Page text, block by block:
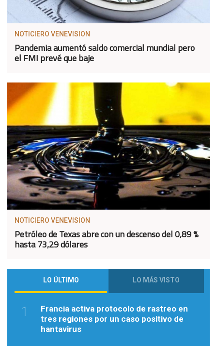
NOTICIERO VENEVISION
Pandemia aumentó saldo comercial mundial pero
el FMI prevé que baje
NOTICIERO VENEVISION
Petróleo de Texas abre con un descenso del 0,89 %
hasta 73,29 dólares
LO ÚLTIMO LO MÁS VISTO
1
Francia activa protocolo de rastreo en
tres regiones por un caso positivo de
hantavirus